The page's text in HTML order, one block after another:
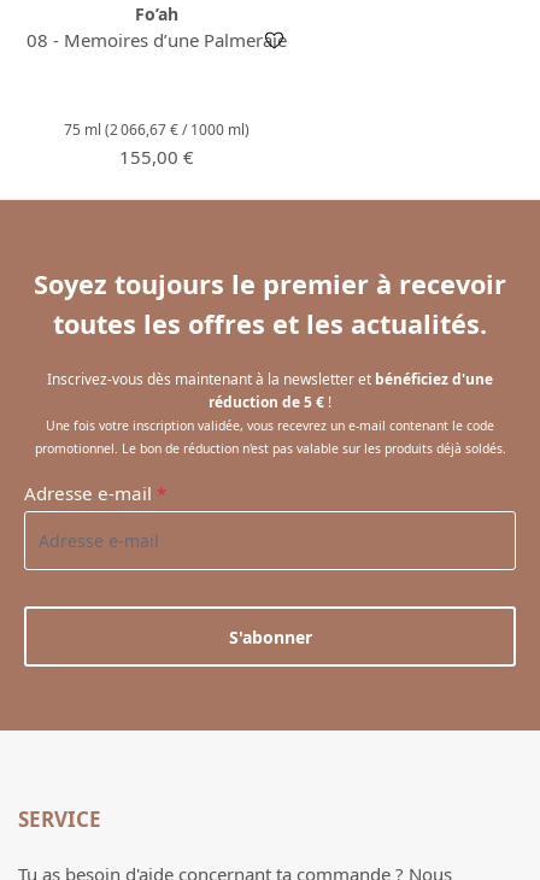
Fo’ah
08 - Memoires d’une Palmeraie
75 ml (2 066,67 € / 1000 ml)
Prix régulier :
155,00 €
Soyez toujours le premier à recevoir
toutes les offres et les actualités.
Inscrivez-vous dès maintenant à la newsletter et bénéficiez d'une
réduction de 5 € !
Une fois votre inscription validée, vous recevrez un e-mail contenant le code
promotionnel. Le bon de réduction n'est pas valable sur les produits déjà soldés.
Adresse e-mail *
S'abonner
SERVICE
Tu as besoin d'aide concernant ta commande ? Nous